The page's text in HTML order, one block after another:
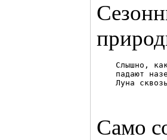
Слышно,
падают
Луна
Само